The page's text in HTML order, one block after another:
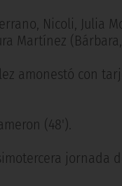
Nicoli, Julia
Martínez
amonestó con
(48').
jornada